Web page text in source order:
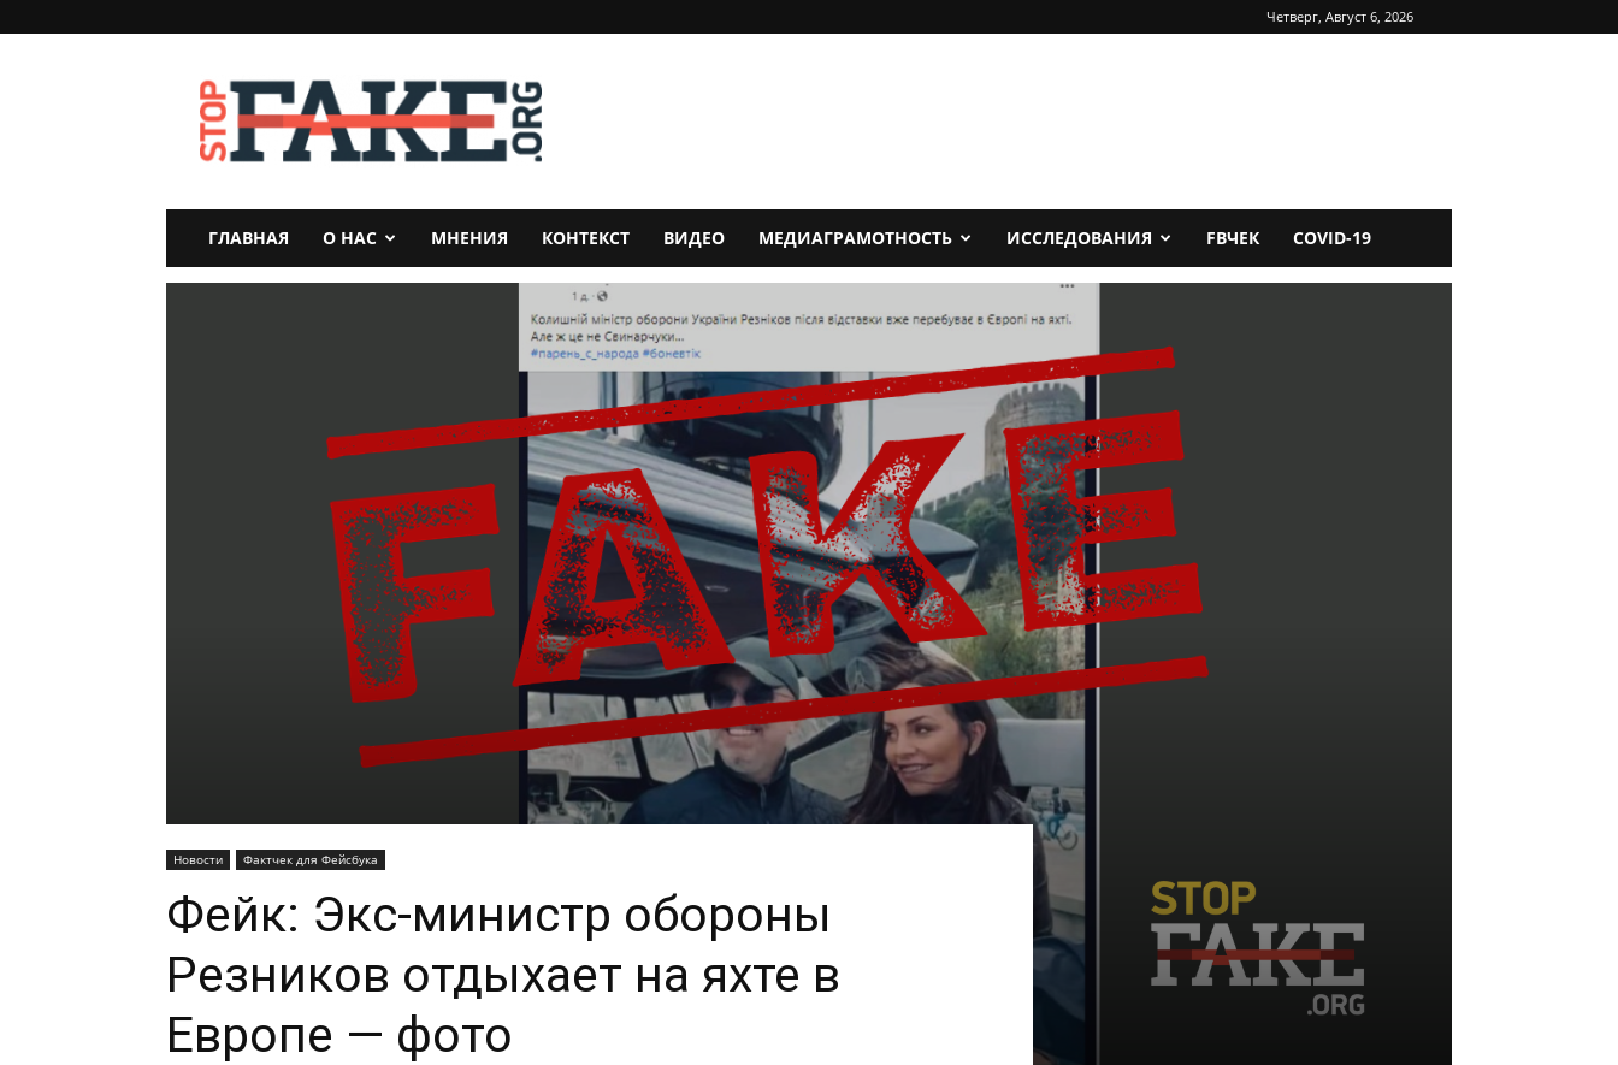
Четверг, Август 6, 2026
StopFake
ГЛАВНАЯ О НАС МНЕНИЯ КОНТЕКСТ ВИДЕО МЕДИАГРАМОТНОСТЬ ИССЛЕДОВАНИЯ FBЧЕК COVID-19
Новости Фактчек для Фейсбука
Фейк: Экс-министр обороны
Резников отдыхает на яхте в
Европе — фото